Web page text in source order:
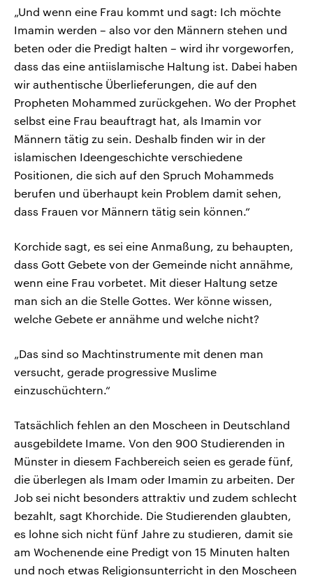
„Und wenn eine Frau kommt und sagt: Ich möchte
Imamin werden – also vor den Männern stehen und
beten oder die Predigt halten – wird ihr vorgeworfen,
dass das eine antiislamische Haltung ist. Dabei haben
wir authentische Überlieferungen, die auf den
Propheten Mohammed zurückgehen. Wo der Prophet
selbst eine Frau beauftragt hat, als Imamin vor
Männern tätig zu sein. Deshalb finden wir in der
islamischen Ideengeschichte verschiedene
Positionen, die sich auf den Spruch Mohammeds
berufen und überhaupt kein Problem damit sehen,
dass Frauen vor Männern tätig sein können.“
Korchide sagt, es sei eine Anmaßung, zu behaupten,
dass Gott Gebete von der Gemeinde nicht annähme,
wenn eine Frau vorbetet. Mit dieser Haltung setze
man sich an die Stelle Gottes. Wer könne wissen,
welche Gebete er annähme und welche nicht?
„Das sind so Machtinstrumente mit denen man
versucht, gerade progressive Muslime
einzuschüchtern.“
Tatsächlich fehlen an den Moscheen in Deutschland
ausgebildete Imame. Von den 900 Studierenden in
Münster in diesem Fachbereich seien es gerade fünf,
die überlegen als Imam oder Imamin zu arbeiten. Der
Job sei nicht besonders attraktiv und zudem schlecht
bezahlt, sagt Khorchide. Die Studierenden glaubten,
es lohne sich nicht fünf Jahre zu studieren, damit sie
am Wochenende eine Predigt von 15 Minuten halten
und noch etwas Religionsunterricht in den Moscheen